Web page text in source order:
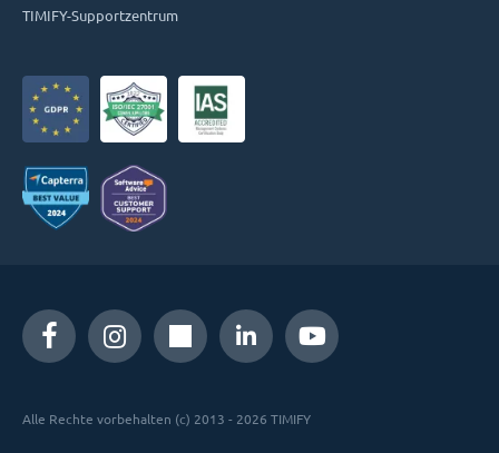
TIMIFY-Supportzentrum
Alle Rechte vorbehalten (c) 2013 - 2026 TIMIFY